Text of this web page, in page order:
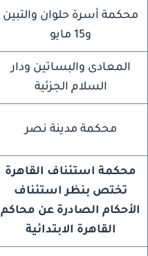
محكمة أسرة حلوان والتبين
و15 مايو
المعادى والبساتين ودار
السلام الجزئية
محكمة مدينة نصر
محكمة استئناف القاهرة
تختص بنظر استئناف
الأحكام الصادرة عن محاكم
القاهرة الابتدائية